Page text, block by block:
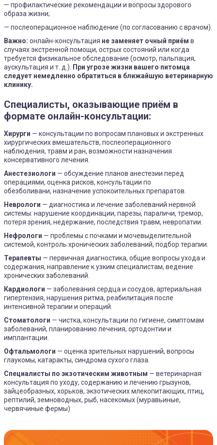
— профилактические рекомендации и вопросы здорового
образа жизни;
— послеоперационное наблюдение (по согласованию с врачом).
Важно: онлайн-консультация не заменяет очный приём в
случаях экстренной помощи, острых состояний или когда
требуется физикальное обследование (осмотр, пальпация,
аускультация и т. д.).
При угрозе жизни вашего питомца
следует немедленно обратиться в ближайшую ветеринарную
клинику.
Специалисты, оказывающие приём в
формате онлайн-консультации:
Хирурги — консультации по вопросам плановых и экстренных
хирургических вмешательств, послеоперационного
наблюдения, травм и ран, возможности назначения
консервативного лечения.
Анестезиологи — обсуждение планов анестезии перед
операциями, оценка рисков, консультации по
обезболивани, назначение успокоительных препаратов.
Неврологи — диагностика и лечение заболеваний нервной
системы: нарушение координации, парезы, параличи, тремор,
потеря зрения, недержание, последствия травм, невропатии.
Нефрологи — проблемы с почками и мочевыделительной
системой, контроль хронических заболеваний, подбор терапии.
Терапевты — первичная диагностика, общие вопросы ухода и
содержания, направление к узким специалистам, ведение
хронических заболеваний.
Кардиологи — заболевания сердца и сосудов, артериальная
гипертензия, нарушения ритма, реабилитация после
интенсивной терапии и операций.
Стоматологи — чистка, консультации по гигиене, симптомам
заболеваний, планированию лечения, ортодонтии и
имплантации.
Офтальмологи — оценка зрительных нарушений, вопросы
глаукомы, катаракты, синдрома сухого глаза.
Специалисты по экзотическим животным — ветеринарная
консультация по уходу, содержанию и лечению грызунов,
зайцеобразных, хорьков, экзотических млекопитающих, птиц,
рептилий, земноводных, рыб, насекомых (муравьиные,
червячиные фермы)